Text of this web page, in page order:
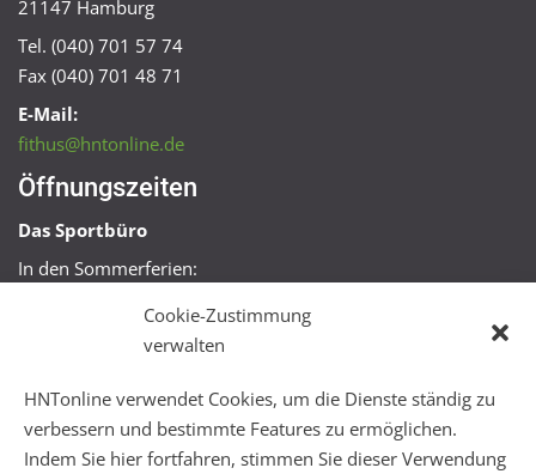
Cookie-Zustimmung
verwalten
HNTonline verwendet Cookies, um die Dienste ständig zu
verbessern und bestimmte Features zu ermöglichen.
Indem Sie hier fortfahren, stimmen Sie dieser Verwendung
21147 Hamburg
Tel. (040) 701 57 74
Fax (040) 701 48 71
E-Mail:
fithus@hntonline.de
Öffnungszeiten
Das Sportbüro
In den Sommerferien:
Mo + Mi 16:00 – 18:00 Uhr
Mo – Fr 08:00 – 22:00 Uhr
Sa + So 10:00 – 18:00 Uhr